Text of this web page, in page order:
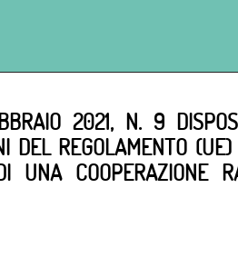
2021, N. 9
DEL REGOLAMENTO
UNA COOPERAZIONE